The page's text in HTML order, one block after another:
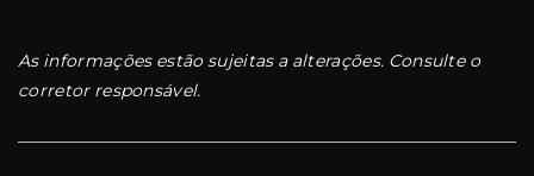
As informações estão sujeitas a alterações. Consulte o
corretor responsável.